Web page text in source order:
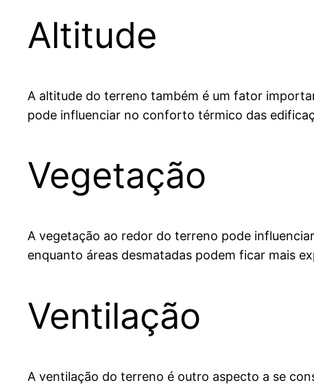
Altitude
A altitude do terreno também é um fator
pode influenciar no conforto térmico das
Vegetação
A vegetação ao redor do terreno pode
enquanto áreas desmatadas podem ficar mais
Ventilação
A ventilação do terreno é outro aspecto a se